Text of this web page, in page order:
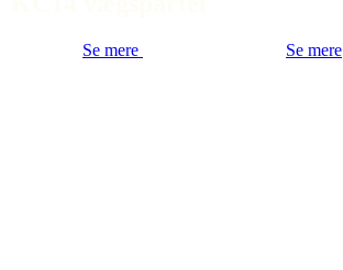
Se mere Se mere